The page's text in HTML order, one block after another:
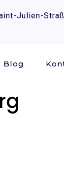
Julien-
Blog